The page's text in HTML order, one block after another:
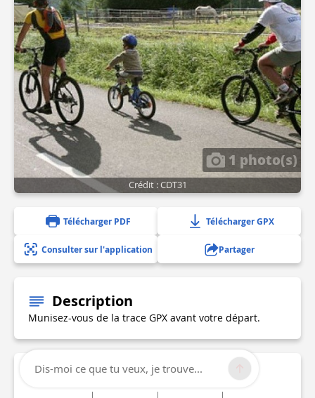
1 photo(s)
Crédit : CDT31
Télécharger PDF Télécharger GPX
Consulter sur l'application Partager
Description
Munisez-vous de la trace GPX avant votre départ.
Informations techniques
Dis-moi ce que tu veux, je trouve...